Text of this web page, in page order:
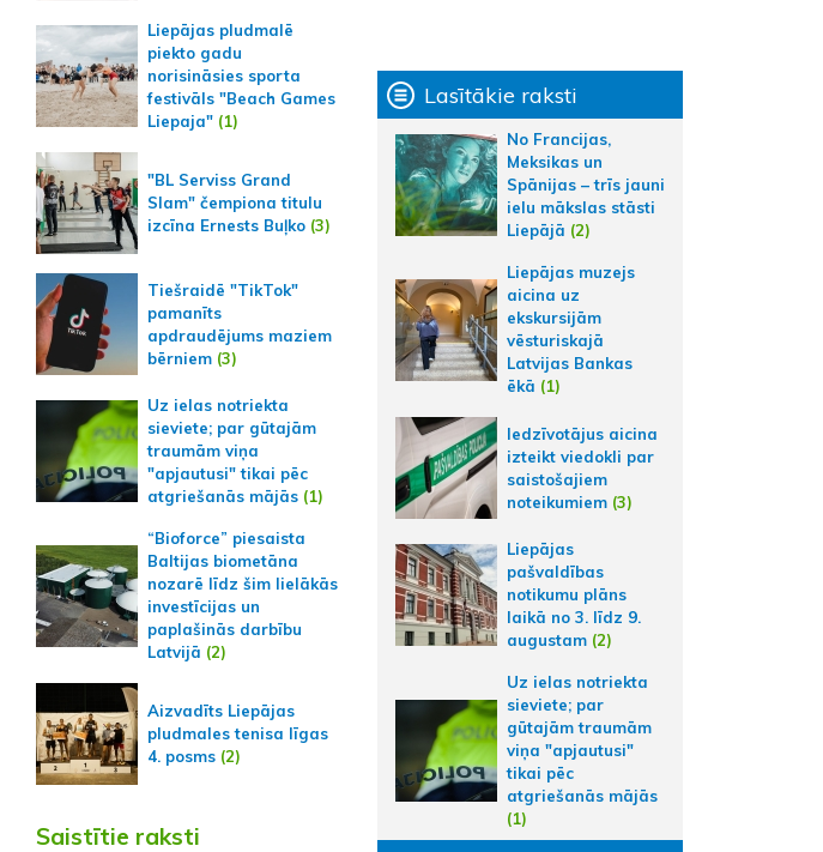
Liepājas pludmalē
piekto gadu
norisināsies sporta
festivāls "Beach Games
Liepaja"(1)
"BL Serviss Grand
Slam" čempiona titulu
izcīna Ernests Buļko(3)
Tiešraidē "TikTok"
pamanīts
apdraudējums maziem
bērniem(3)
Uz ielas notriekta
sieviete; par gūtajām
traumām viņa
"apjautusi" tikai pēc
atgriešanās mājās(1)
“Bioforce” piesaista
Baltijas biometāna
nozarē līdz šim lielākās
investīcijas un
paplašinās darbību
Latvijā (2)
Aizvadīts Liepājas
pludmales tenisa līgas
4. posms(2)
Saistītie raksti
Lasītākie raksti
No Francijas,
Meksikas un
Spānijas – trīs jauni
ielu mākslas stāsti
Liepājā (2)
Liepājas muzejs
aicina uz
ekskursijām
vēsturiskajā
Latvijas Bankas
ēkā (1)
Iedzīvotājus aicina
izteikt viedokli par
saistošajiem
noteikumiem (3)
Liepājas
pašvaldības
notikumu plāns
laikā no 3. līdz 9.
augustam (2)
Uz ielas notriekta
sieviete; par
gūtajām traumām
viņa "apjautusi"
tikai pēc
atgriešanās mājās
(1)